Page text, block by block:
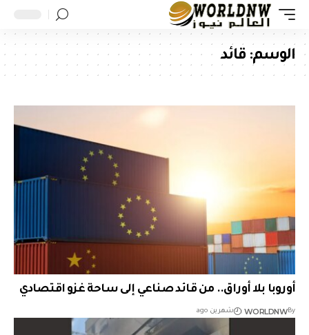
الوسم: قائد
أوروبا بلا أوراق.. من قائد صناعي إلى ساحة غزو اقتصادي
By
WORLDNW شهرين ago